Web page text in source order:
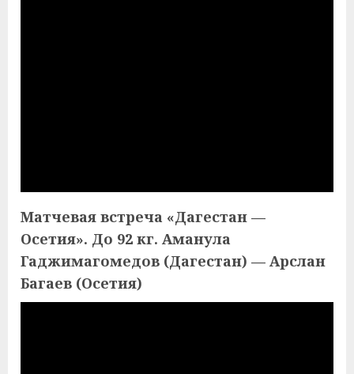
Матчевая встреча «Дагестан —
Осетия». До 92 кг. Аманула
Гаджимагомедов (Дагестан) — Арслан
Багаев (Осетия)